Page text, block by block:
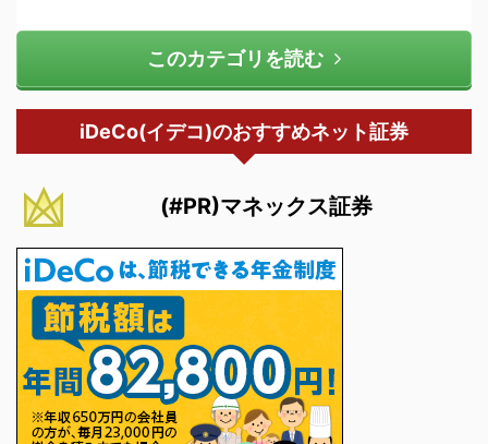
このカテゴリを読む
iDeCo(イデコ)のおすすめネット証券
(#PR)マネックス証券